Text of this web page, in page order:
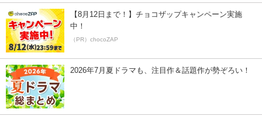
【8月12日まで！】チョコザップキャンペーン実施
中！
（PR）chocoZAP
2026年7月夏ドラマも、注目作＆話題作が勢ぞろい！